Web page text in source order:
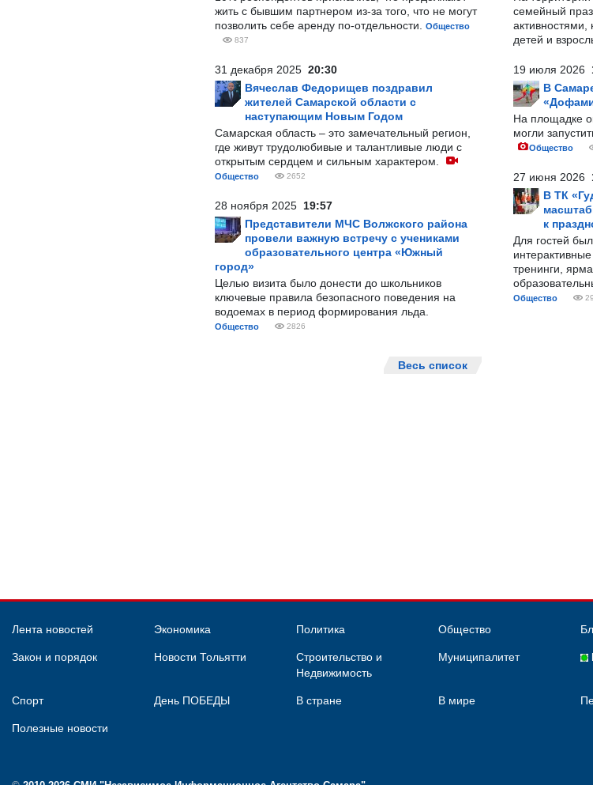
жить с бывшим партнером из-за того, что не могут
позволить себе аренду по-отдельности.
Общество
837
31 декабря 2025 20:30
Вячеслав Федорищев поздравил
жителей Самарской области с
наступающим Новым Годом
Самарская область – это замечательный регион,
где живут трудолюбивые и талантливые люди с
открытым сердцем и сильным характером.
Общество 2652
28 ноября 2025 19:57
Представители МЧС Волжского района
провели важную встречу с учениками
образовательного центра «Южный
город»
Целью визита было донести до школьников
ключевые правила безопасного поведения на
водоемах в период формирования льда.
Общество 2826
Весь список
семейный
активностями,
детей и
19 июля 2026
В
На площадке
могли
Общество
27 июня 2026
В ТК
к
Для гостей
тренинги,
Общество
Лента новостей Экономика Политика Общество
Закон и порядок Новости Тольятти
Строительство и
Недвижимость
Муниципалитет
Спорт День ПОБЕДЫ В стране В мире
Полезные новости